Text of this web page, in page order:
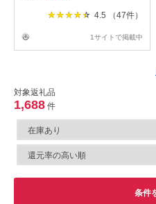
4.5 （47件）
1サイトで掲載中
対象返礼品
1,688 件
条件